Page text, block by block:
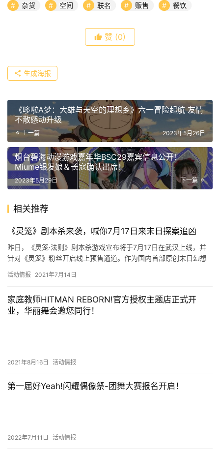
杂货
空间 联名 贩售 餐饮
赞 (0)
生成海报
《哆啦A梦：大雄与天空的理想乡》六一冒险起航 友情
不散感动升级
上一篇 2023年5月26日
烟台碧海动漫游戏嘉年华BSC29嘉宾信息公开！
Miume银发娘＆长寇确认出席！
下一篇
2023年5月29日
相关推荐
《灵笼》剧本杀来袭，喊你7月17日来末日探案追凶
昨日，《灵笼·法则》剧本杀游戏宣布将于7月17日在武汉上线，并
针对《灵笼》粉丝开启线上预售通道。作为国内首部原创末日幻想
景…
活动情报 2021年7月14日
家庭教师HITMAN REBORN!官方授权主题店正式开
业，华丽舞会邀您同行！
2021年8月16日 活动情报
第一届好Yeah!闪耀偶像祭-团舞大赛报名开启！
2022年7月11日 活动情报